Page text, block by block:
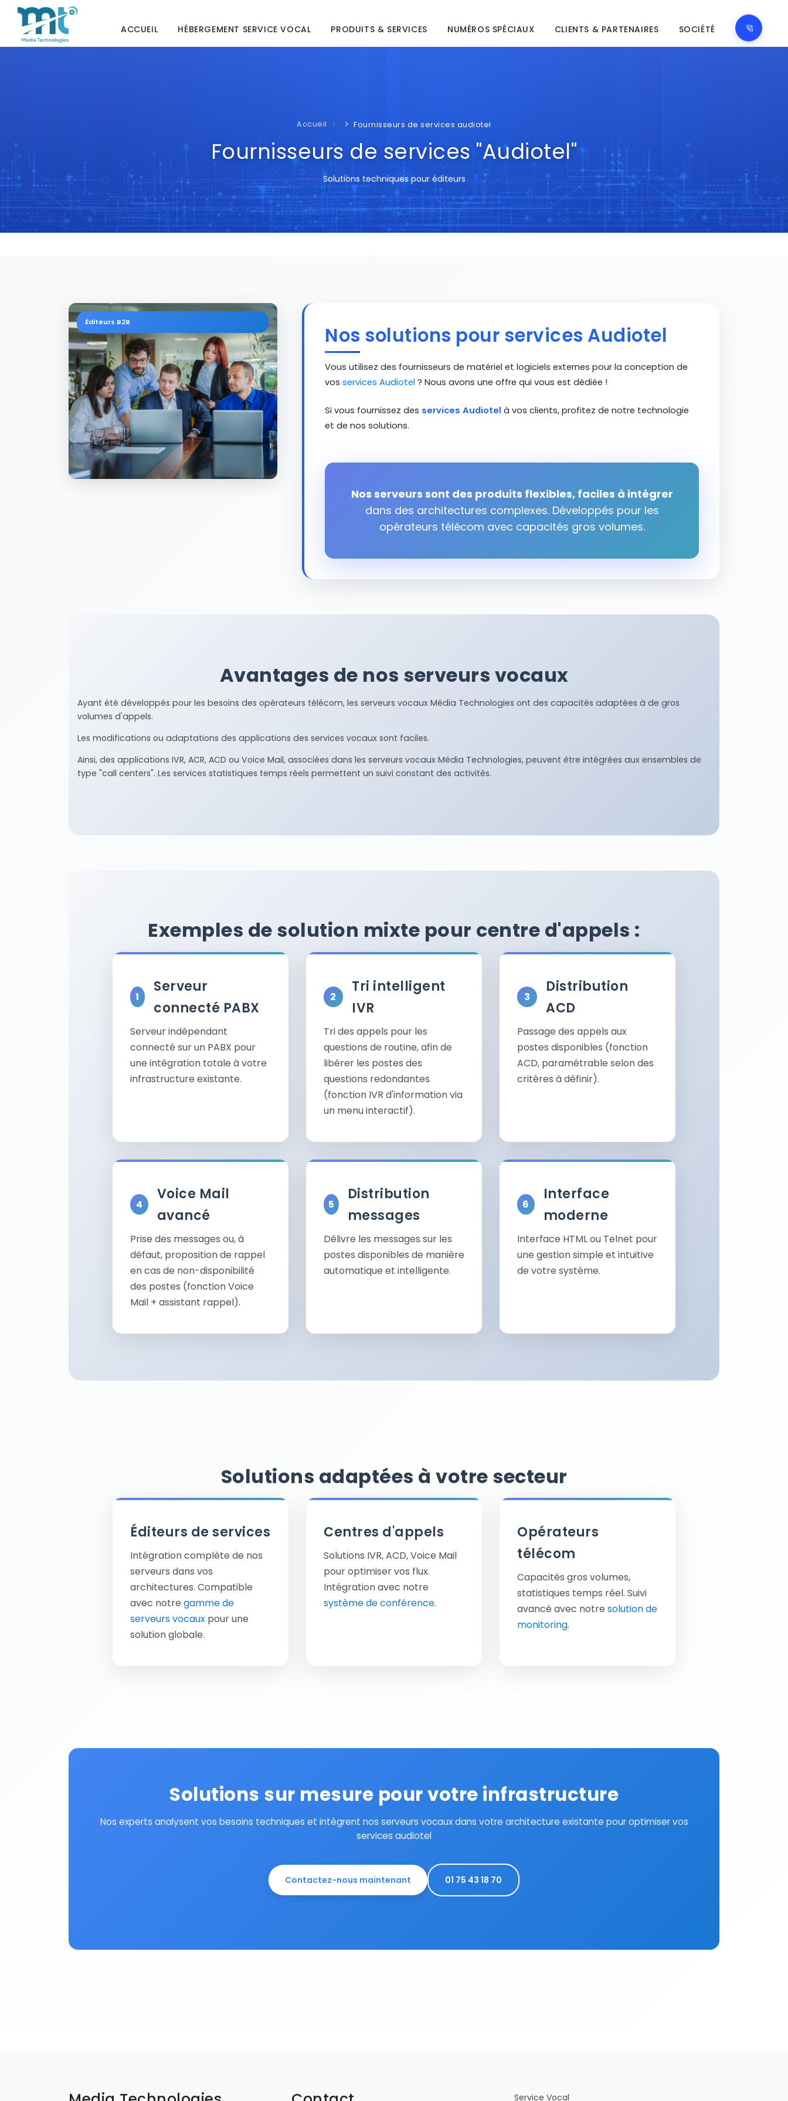
ACCUEIL HÉBERGEMENT SERVICE VOCAL PRODUITS & SERVICES NUMÉROS SPÉCIAUX CLIENTS & PARTENAIRES SOCIÉTÉ
Accueil Fournisseurs de services audiotel
Fournisseurs de services "Audiotel"
Solutions techniques pour éditeurs
Éditeurs B2B
Nos solutions pour services Audiotel
Vous utilisez des fournisseurs de matériel et logiciels externes pour la conception de
vosservices Audiotel? Nous avons une offre qui vous est dédiée !
Si vous fournissez des services Audiotelà vos clients, profitez de notre technologie
et de nos solutions.
Nos serveurs sont des produits flexibles, faciles à intégrer
dans des architectures complexes. Développés pour les
opérateurs télécom avec capacités gros volumes.
Avantages de nos serveurs vocaux
Ayant été développés pour les besoins des opérateurs télécom, les serveurs vocaux Média Technologies ont des capacités adaptées à de gros
volumes d'appels.
Les modifications ou adaptations des applications des services vocaux sont faciles.
Ainsi, des applications IVR, ACR, ACD ou Voice Mail, associées dans les serveurs vocaux Média Technologies, peuvent être intégrées aux ensembles de
type "call centers". Les services statistiques temps réels permettent un suivi constant des activités.
Exemples de solution mixte pour centre d'appels :
Serveur
connecté PABX
Serveur indépendant
connecté sur un PABX pour
une intégration totale à votre
infrastructure existante.
Tri intelligent
IVR
Tri des appels pour les
questions de routine, afin de
libérer les postes des
questions redondantes
(fonction IVR d'information via
un menu interactif).
Distribution
ACD
Passage des appels aux
postes disponibles (fonction
ACD, paramétrable selon des
critères à définir).
Voice Mail
avancé
Prise des messages ou, à
défaut, proposition de rappel
en cas de non-disponibilité
des postes (fonction Voice
Mail + assistant rappel).
Distribution
messages
Délivre les messages sur les
postes disponibles de manière
automatique et intelligente.
Interface
moderne
Interface HTML ou Telnet pour
une gestion simple et intuitive
de votre système.
Solutions adaptées à votre secteur
Éditeurs de services
Intégration complète de nos
serveurs dans vos
architectures. Compatible
avec notre gamme de
serveurs vocaux pour une
solution globale.
Centres d'appels
Solutions IVR, ACD, Voice Mail
pour optimiser vos flux.
Intégration avec notre
système de conférence.
Opérateurs
télécom
Capacités gros volumes,
statistiques temps réel. Suivi
avancé avec notre solution de
monitoring.
Solutions sur mesure pour votre infrastructure
Nos experts analysent vos besoins techniques et intègrent nos serveurs vocaux dans votre architecture existante pour optimiser vos
services audiotel
Contactez-nous maintenant 01 75 43 18 70
Service Vocal